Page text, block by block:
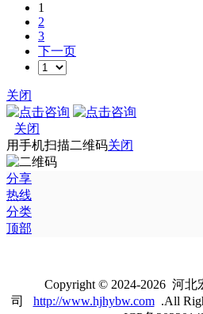
1
2
3
下一页
关闭
关闭
用手机扫描二维码关闭
分享
热线
分类
顶部
Copyright © 2024-2026 河
司 http://www.hjhybw.com.All